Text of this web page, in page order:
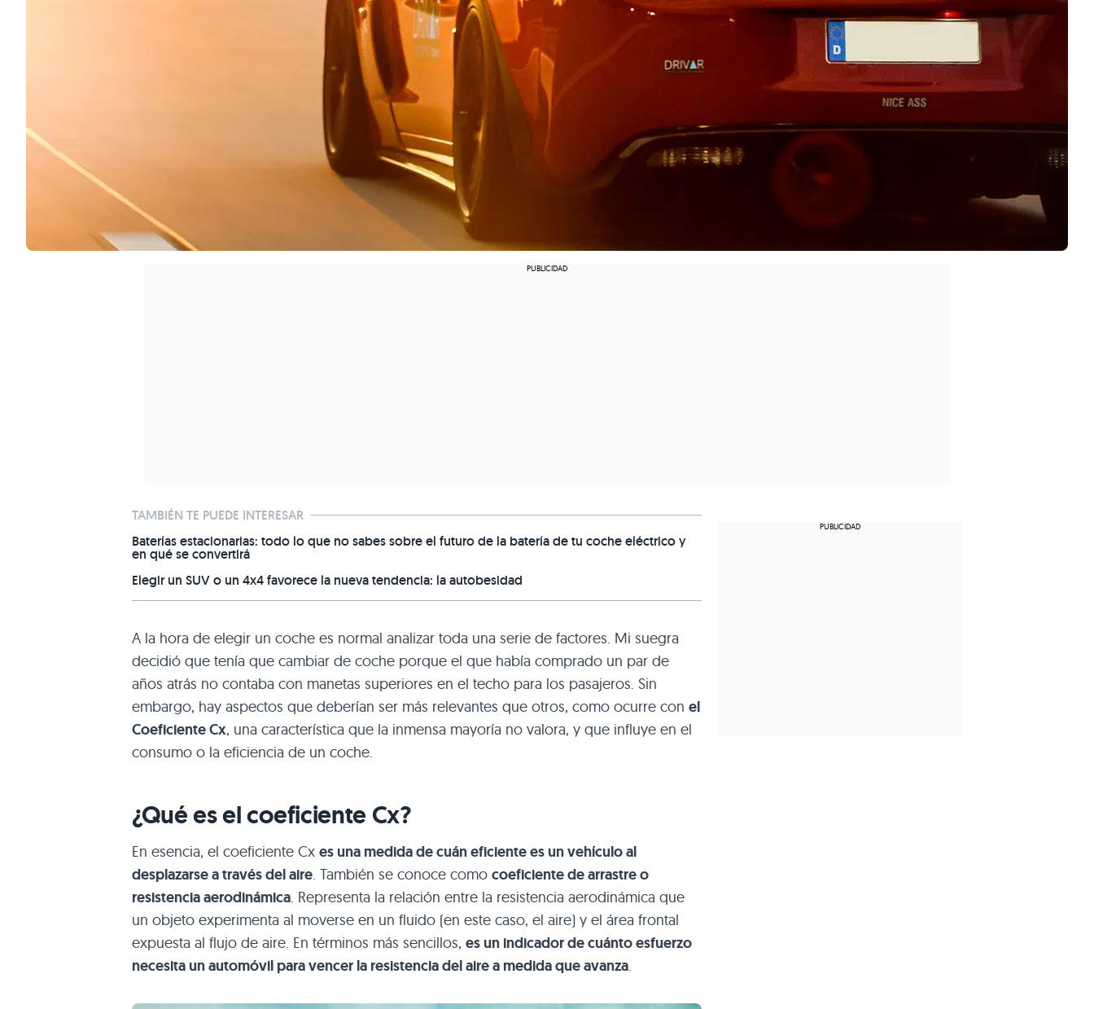
TAMBIÉN TE PUEDE INTERESAR
Baterías estacionarias: todo lo que no sabes sobre el futuro de la batería de tu coche eléctrico y
en qué se convertirá
Elegir un SUV o un 4x4 favorece la nueva tendencia: la autobesidad
A la hora de elegir un coche es normal analizar toda una serie de factores. Mi suegra
decidió que tenía que cambiar de coche porque el que había comprado un par de
años atrás no contaba con manetas superiores en el techo para los pasajeros. Sin
embargo, hay aspectos que deberían ser más relevantes que otros, como ocurre con el
Coeficiente Cx, una característica que la inmensa mayoría no valora, y que influye en el
consumo o la eficiencia de un coche.
¿Qué es el coeficiente Cx?
En esencia, el coeficiente Cx es una medida de cuán eficiente es un vehículo al
desplazarse a través del aire. También se conoce como coeficiente de arrastre o
resistencia aerodinámica. Representa la relación entre la resistencia aerodinámica que
un objeto experimenta al moverse en un fluido (en este caso, el aire) y el área frontal
expuesta al flujo de aire. En términos más sencillos, es un indicador de cuánto esfuerzo
necesita un automóvil para vencer la resistencia del aire a medida que avanza.